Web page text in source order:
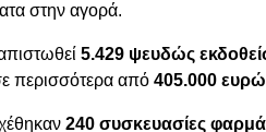
στην αγορά.
5.429 ψευδώς
περισσότερα από 405.000 ευρώ
240 συσκευασίες